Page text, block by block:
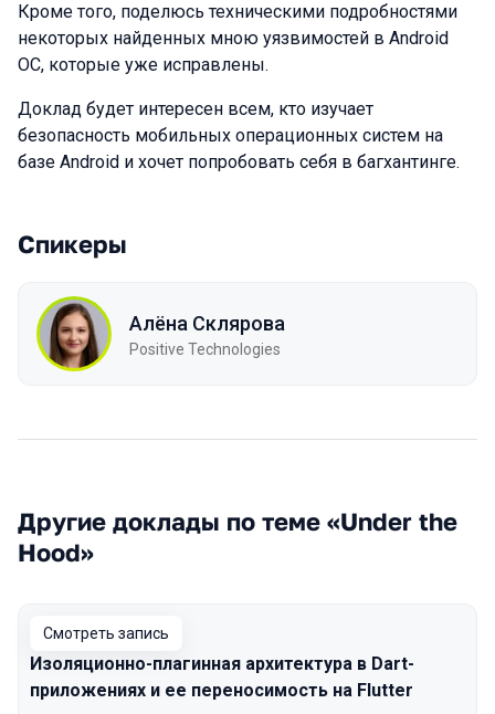
Кроме того, поделюсь техническими подробностями
некоторых найденных мною уязвимостей в Android
ОС, которые уже исправлены.
Доклад будет интересен всем, кто изучает
безопасность мобильных операционных систем на
базе Android и хочет попробовать себя в багхантинге.
Спикеры
Алёна Склярова
Positive Technologies
Другие доклады по теме «Under the
Hood»
Смотреть запись
Изоляционно-плагинная архитектура в Dart-
приложениях и ее переносимость на Flutter